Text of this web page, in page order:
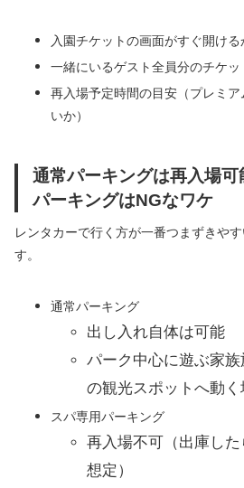
入園チケットの画面がすぐ開ける
一緒にいるゲスト全員分のチケ
再入場予定時間の目安（プレミ
いか）
通常パーキングは再入場
パーキングはNGなワケ
レンタカーで行く方が一番つまずきや
す。
通常パーキング
出し入れ自体は可能
パーク中心に遊ぶ家
の観光スポットへ動
スパ専用パーキング
再入場不可（出庫し
想定）